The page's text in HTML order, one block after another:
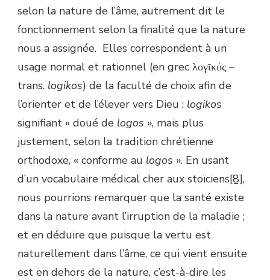
selon la nature de l’âme, autrement dit le
fonctionnement selon la finalité que la nature
nous a assignée. Elles correspondent à un
usage normal et rationnel (en grec λογῐκός –
trans. logikos) de la faculté de choix afin de
l’orienter et de l’élever vers Dieu ; logikos
signifiant « doué de logos », mais plus
justement, selon la tradition chrétienne
orthodoxe, « conforme au logos ». En usant
d’un vocabulaire médical cher aux stoïciens[8],
nous pourrions remarquer que la santé existe
dans la nature avant l’irruption de la maladie ;
et en déduire que puisque la vertu est
naturellement dans l’âme, ce qui vient ensuite
est en dehors de la nature, c’est-à-dire les